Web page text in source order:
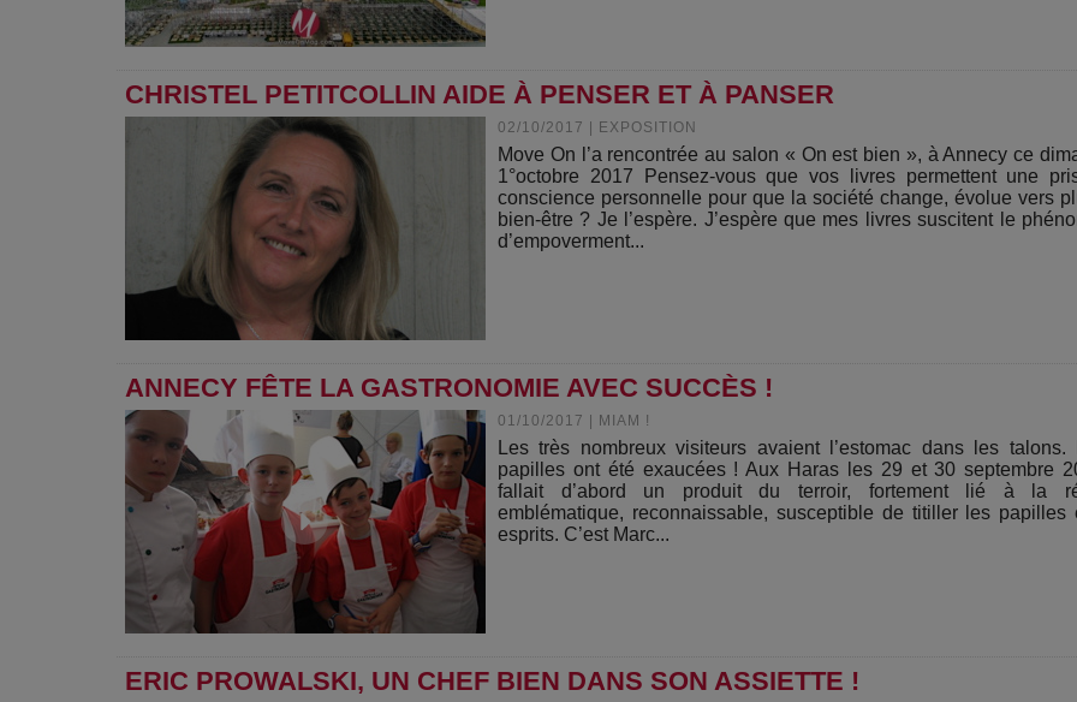
CHRISTEL PETITCOLLIN AIDE À PENSER ET À PANSER
02/10/2017 EXPOSITION
Move On l’a rencontrée au salon « On est bien », à Annecy ce
1°octobre 2017 Pensez-vous que vos livres permettent une
conscience personnelle pour que la société change, évolue vers
bien-être ? Je l’espère. J’espère que mes livres suscitent le
d’empoverment...
ANNECY FÊTE LA GASTRONOMIE AVEC SUCCÈS !
01/10/2017 MIAM !
Les très nombreux visiteurs avaient l’estomac dans les talons.
papilles ont été exaucées ! Aux Haras les 29 et 30 septembre
fallait d’abord un produit du terroir, fortement lié à la
emblématique, reconnaissable, susceptible de titiller les papilles
esprits. C’est Marc...
ERIC PROWALSKI, UN CHEF BIEN DANS SON ASSIETTE !